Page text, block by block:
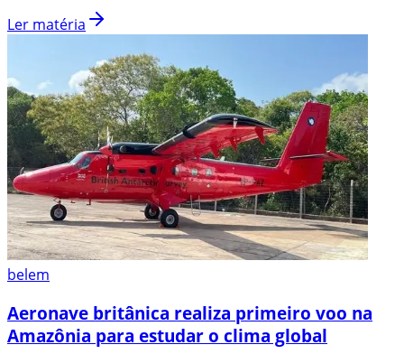
Ler matéria
belem
Aeronave britânica realiza primeiro voo na
Amazônia para estudar o clima global